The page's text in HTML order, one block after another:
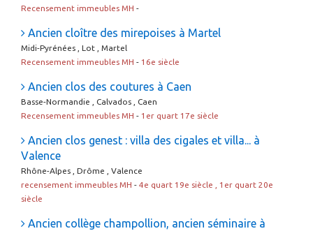
Recensement immeubles MH -
Ancien cloître des mirepoises à Martel
Midi-Pyrénées , Lot , Martel
Recensement immeubles MH - 16e siècle
Ancien clos des coutures à Caen
Basse-Normandie , Calvados , Caen
Recensement immeubles MH - 1er quart 17e siècle
Ancien clos genest : villa des cigales et villa... à
Valence
Rhône-Alpes , Drôme , Valence
recensement immeubles MH - 4e quart 19e siècle , 1er quart 20e
siècle
Ancien collège champollion, ancien séminaire à